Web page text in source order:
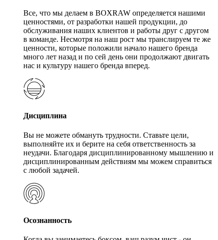
Все, что мы делаем в BOXRAW определяется нашими
ценностями, от разработки нашей продукции, до
обслуживания наших клиентов и работы друг с другом
в команде. Несмотря на наш рост мы транслируем те же
ценности, которые положили начало нашего бренда
много лет назад и по сей день они продолжают двигать
нас и культуру нашего бренда вперед.
Дисциплина
Вы не можете обмануть трудности. Ставьте цели,
выполняйте их и берите на себя ответственность за
неудачи. Благодаря дисциплинированному мышлению и
дисциплинированным действиям мы можем справиться
с любой задачей.
Осознанность